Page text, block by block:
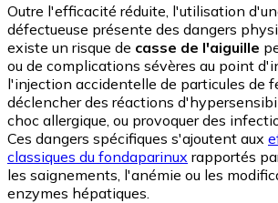
Outre l'efficacité réduite, l'utilisation
défectueuse présente des dangers
existe un risque de casse de l'aiguille
ou de complications sévères au point
l'injection accidentelle de particules de
déclencher des réactions
choc allergique, ou provoquer des
Ces dangers spécifiques s'ajoutent aux
classiques du fondaparinux rapportés
les saignements, l'anémie ou les
enzymes hépatiques.